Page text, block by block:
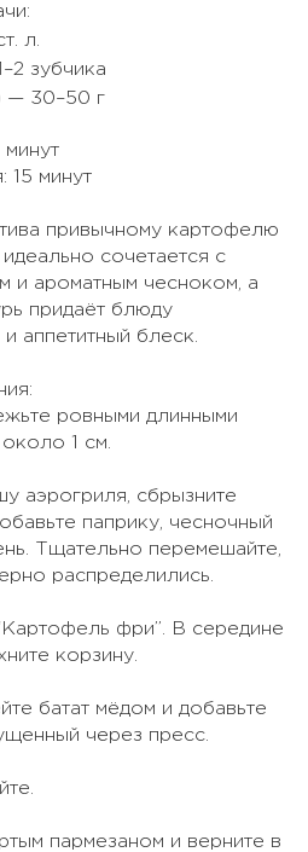
л.
зубчика
— 30–50 г
минут
15 минут
привычному картофелю
сочетается с
и ароматным чесноком, а
придаёт блюду
аппетитный блеск.
ровными длинными
1 см.
аэрогриля, сбрызните
паприку, чесночный
Тщательно перемешайте,
распределились.
фри”. В середине
корзину.
батат мёдом и добавьте
через пресс.
пармезаном и верните в